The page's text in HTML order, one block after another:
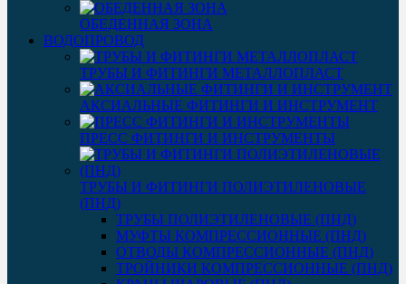
ОБЕДЕННАЯ ЗОНА
ВОДОПРОВОД
ТРУБЫ И ФИТИНГИ МЕТАЛЛОПЛАСТ
АКСИАЛЬНЫЕ ФИТИНГИ И ИНСТРУМЕНТ
ПРЕСС ФИТИНГИ И ИНСТРУМЕНТЫ
ТРУБЫ И ФИТИНГИ ПОЛИЭТИЛЕНОВЫЕ
(ПНД)
ТРУБЫ ПОЛИЭТИЛЕНОВЫЕ (ПНД)
МУФТЫ КОМПРЕССИОННЫЕ (ПНД)
ОТВОДЫ КОМПРЕССИОННЫЕ (ПНД)
ТРОЙНИКИ КОМПРЕССИОННЫЕ (ПНД)